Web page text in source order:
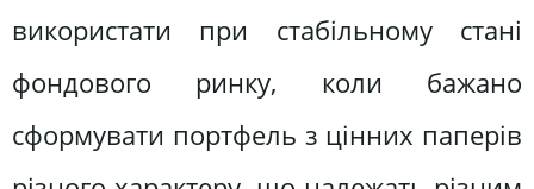
використати при стабільному стані
фондового ринку, коли бажано
сформувати портфель з цінних паперів